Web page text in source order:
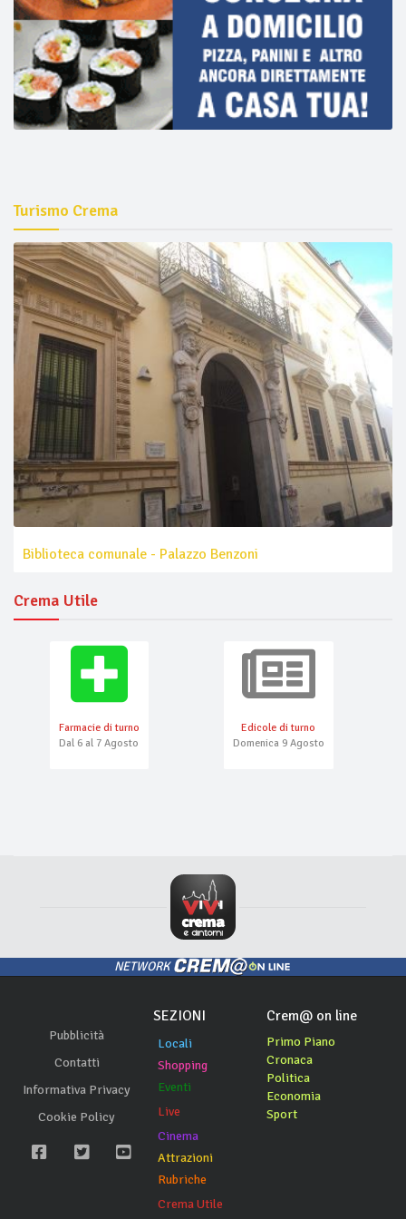
Turismo Crema
Biblioteca comunale - Palazzo Benzoni
Crema Utile
Farmacie di turno
Dal 6 al 7 Agosto
Edicole di turno
Domenica 9 Agosto
NETWORK
Pubblicità
Contatti
Informativa Privacy
Cookie Policy
SEZIONI
Locali
Shopping
Eventi
Live
Cinema
Attrazioni
Rubriche
Crema Utile
Crem@ on line
Primo Piano
Cronaca
Politica
Economia
Sport